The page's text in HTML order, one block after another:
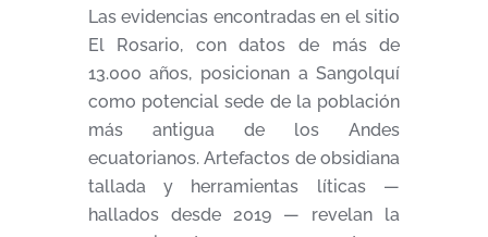
Las evidencias encontradas en el sitio
El Rosario, con datos de más de
13.000 años, posicionan a Sangolquí
como potencial sede de la población
más antigua de los Andes
ecuatorianos. Artefactos de obsidiana
tallada y herramientas líticas —
hallados desde 2019 — revelan la